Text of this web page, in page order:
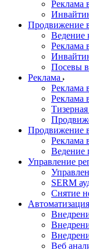
Реклама
Продвижение
Ведение
Реклама
Посевы
Реклама
Реклама
Реклама
Продвижение
Реклама
Управление
SERM
Снятие
Веб